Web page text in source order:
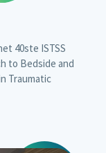
40ste ISTSS
to Bedside and
Traumatic